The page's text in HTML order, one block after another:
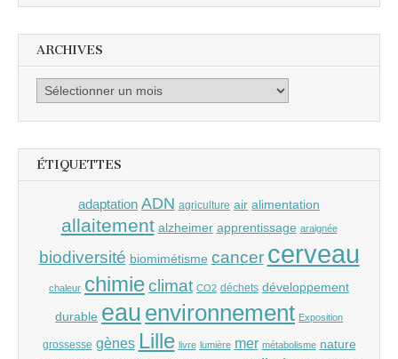
ARCHIVES
Archives
ÉTIQUETTES
adaptation ADN agriculture air alimentation
allaitement alzheimer apprentissage araignée
biodiversité biomimétisme cancer cerveau
chaleur chimieclimat CO2 déchets développement
durable eau environnement Exposition
grossesse gènes Lille livre lumière mer métabolisme nature